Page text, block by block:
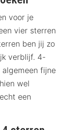
voor je
vier sterren
ben jij zo
verblijf. 4-
fijne
wel
een